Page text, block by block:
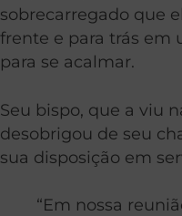
sobrecarregado que
frente e para trás em
para se acalmar.
Seu bispo, que a viu
desobrigou de seu
sua disposição em
“Em nossa